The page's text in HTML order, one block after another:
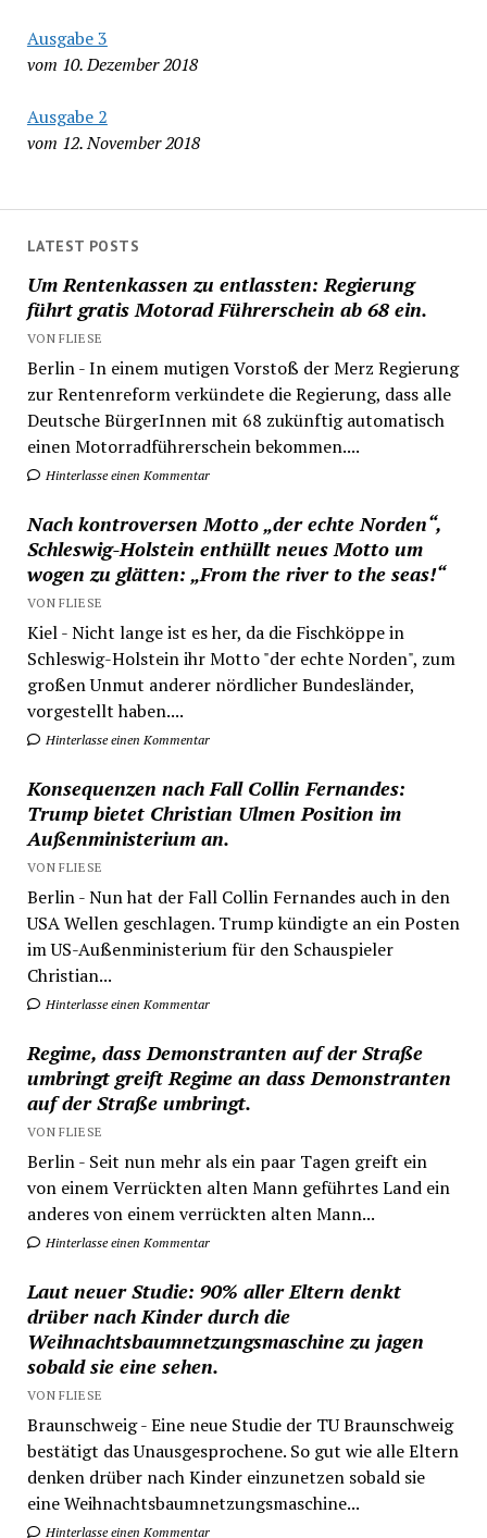
Ausgabe 3
vom 10. Dezember 2018
Ausgabe 2
vom 12. November 2018
LATEST POSTS
Um Rentenkassen zu entlassten: Regierung
führt gratis Motorad Führerschein ab 68 ein.
VON FLIESE
Berlin - In einem mutigen Vorstoß der Merz Regierung
zur Rentenreform verkündete die Regierung, dass alle
Deutsche BürgerInnen mit 68 zukünftig automatisch
einen Motorradführerschein bekommen....
Hinterlasse einen Kommentar
Nach kontroversen Motto „der echte Norden“,
Schleswig-Holstein enthüllt neues Motto um
wogen zu glätten: „From the river to the seas!“
VON FLIESE
Kiel - Nicht lange ist es her, da die Fischköppe in
Schleswig-Holstein ihr Motto "der echte Norden", zum
großen Unmut anderer nördlicher Bundesländer,
vorgestellt haben....
Hinterlasse einen Kommentar
Konsequenzen nach Fall Collin Fernandes:
Trump bietet Christian Ulmen Position im
Außenministerium an.
VON FLIESE
Berlin - Nun hat der Fall Collin Fernandes auch in den
USA Wellen geschlagen. Trump kündigte an ein Posten
im US-Außenministerium für den Schauspieler
Christian...
Hinterlasse einen Kommentar
Regime, dass Demonstranten auf der Straße
umbringt greift Regime an dass Demonstranten
auf der Straße umbringt.
VON FLIESE
Berlin - Seit nun mehr als ein paar Tagen greift ein
von einem Verrückten alten Mann geführtes Land ein
anderes von einem verrückten alten Mann...
Hinterlasse einen Kommentar
Laut neuer Studie: 90% aller Eltern denkt
drüber nach Kinder durch die
Weihnachtsbaumnetzungsmaschine zu jagen
sobald sie eine sehen.
VON FLIESE
Braunschweig - Eine neue Studie der TU Braunschweig
bestätigt das Unausgesprochene. So gut wie alle Eltern
denken drüber nach Kinder einzunetzen sobald sie
eine Weihnachtsbaumnetzungsmaschine...
Hinterlasse einen Kommentar